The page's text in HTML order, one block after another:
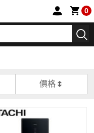
0
價格